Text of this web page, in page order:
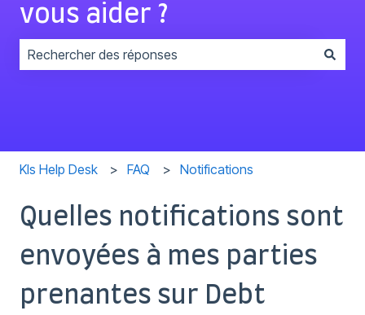
vous aider ?
Kls Help Desk FAQ Notifications
Quelles notifications sont
envoyées à mes parties
prenantes sur Debt